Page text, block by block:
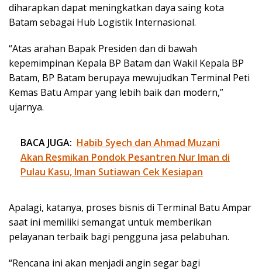
diharapkan dapat meningkatkan daya saing kota
Batam sebagai Hub Logistik Internasional.
“Atas arahan Bapak Presiden dan di bawah
kepemimpinan Kepala BP Batam dan Wakil Kepala BP
Batam, BP Batam berupaya mewujudkan Terminal Peti
Kemas Batu Ampar yang lebih baik dan modern,”
ujarnya.
BACA JUGA: Habib Syech dan Ahmad Muzani
Akan Resmikan Pondok Pesantren Nur Iman di
Pulau Kasu, Iman Sutiawan Cek Kesiapan
Apalagi, katanya, proses bisnis di Terminal Batu Ampar
saat ini memiliki semangat untuk memberikan
pelayanan terbaik bagi pengguna jasa pelabuhan.
“Rencana ini akan menjadi angin segar bagi